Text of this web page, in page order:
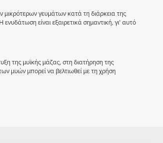
γευμάτων κατά τη διάρκεια της
είναι εξαιρετικά σημαντική, γι' αυτό
της μυϊκής μάζας, στη διατήρηση της
μυών μπορεί να βελτιωθεί με τη χρήση